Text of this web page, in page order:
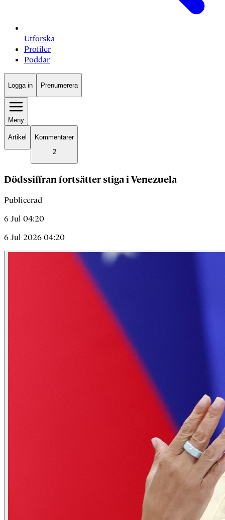
Utforska
Profiler
Poddar
Logga in Prenumerera
Meny
Artikel
Kommentarer
2
Dödssiffran fortsätter stiga i Venezuela
Publicerad
6 Jul 04:20
6 Jul 2026 04:20